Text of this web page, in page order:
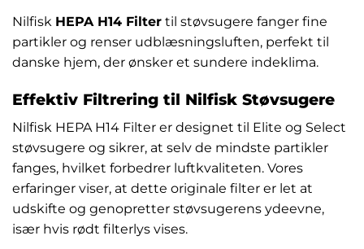
Nilfisk HEPA H14 Filter til støvsugere fanger fine
partikler og renser udblæsningsluften, perfekt til
danske hjem, der ønsker et sundere indeklima.
Effektiv Filtrering til Nilfisk Støvsugere
Nilfisk HEPA H14 Filter er designet til Elite og Select
støvsugere og sikrer, at selv de mindste partikler
fanges, hvilket forbedrer luftkvaliteten. Vores
erfaringer viser, at dette originale filter er let at
udskifte og genopretter støvsugerens ydeevne,
især hvis rødt filterlys vises.